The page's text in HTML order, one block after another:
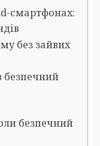
смартфонах:
без зайвих
безпечний
безпечний